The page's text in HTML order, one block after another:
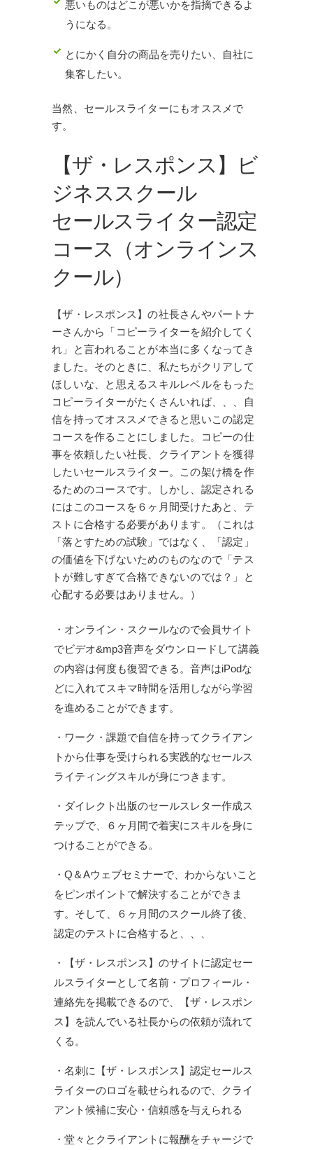
悪いものはどこが悪いかを指摘できるよ
うになる。
とにかく自分の商品を売りたい、自社に
集客したい。
当然、セールスライターにもオススメで
す。
【ザ・レスポンス】ビ
ジネススクール
セールスライター認定
コース（オンラインス
クール）
【ザ・レスポンス】の社長さんやパートナ
ーさんから「コピーライターを紹介してく
れ」と言われることが本当に多くなってき
ました。そのときに、私たちがクリアして
ほしいな、と思えるスキルレベルをもった
コピーライターがたくさんいれば、、、自
信を持ってオススメできると思いこの認定
コースを作ることにしました。コピーの仕
事を依頼したい社長、クライアントを獲得
したいセールスライター。この架け橋を作
るためのコースです。しかし、認定される
にはこのコースを６ヶ月間受けたあと、テ
ストに合格する必要があります。（これは
「落とすための試験」ではなく、「認定」
の価値を下げないためのものなので「テス
トが難しすぎて合格できないのでは？」と
心配する必要はありません。）
・オンライン・スクールなので会員サイト
でビデオ&mp3音声をダウンロードして講義
の内容は何度も復習できる。音声はiPodな
どに入れてスキマ時間を活用しながら学習
を進めることができます。
・ワーク・課題で自信を持ってクライアン
トから仕事を受けられる実践的なセールス
ライティングスキルが身につきます。
・ダイレクト出版のセールスレター作成ス
テップで、６ヶ月間で着実にスキルを身に
つけることができる。
・Q＆Aウェブセミナーで、わからないこと
をピンポイントで解決することができま
す。そして、６ヶ月間のスクール終了後、
認定のテストに合格すると、、、
・【ザ・レスポンス】のサイトに認定セー
ルスライターとして名前・プロフィール・
連絡先を掲載できるので、【ザ・レスポン
ス】を読んでいる社長からの依頼が流れて
くる。
・名刺に【ザ・レスポンス】認定セールス
ライターのロゴを載せられるので、クライ
アント候補に安心・信頼感を与えられる
・堂々とクライアントに報酬をチャージで